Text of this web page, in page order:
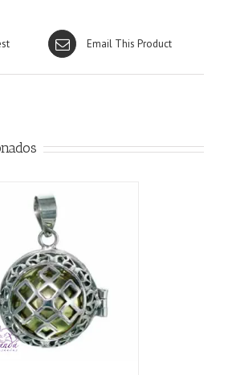
Email This Product